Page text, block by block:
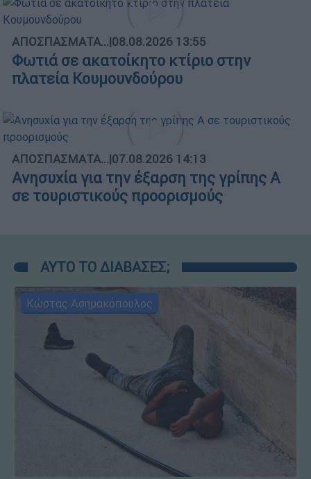
ΑΠΟΣΠΑΣΜΑΤΑ...|08.08.2026 13:55
Φωτιά σε ακατοίκητο κτίριο στην
πλατεία Κουμουνδούρου
ΑΠΟΣΠΑΣΜΑΤΑ...|07.08.2026 14:13
Ανησυχία για την έξαρση της γρίπης Α
σε τουριστικούς προορισμούς
ΑΥΤΟ ΤΟ ΔΙΑΒΑΣΕΣ;
Κώστας Ασημακόπουλος